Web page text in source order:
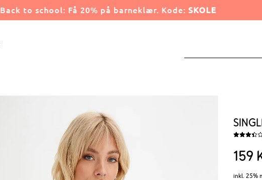
Back to school: Få 20% på barneklær. Kode: SKOLE
159
inkl. 25%